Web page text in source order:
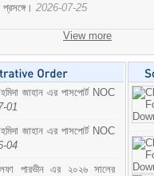
2026-07-25
View more
জাহান এর পাসপোর্ট NOC
01
জাহান এর পাসপোর্ট NOC
04
পারভীন এর ২০২৬ সালের